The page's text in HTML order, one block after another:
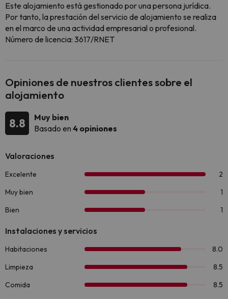
Este alojamiento está gestionado por una persona jurídica.
Por tanto, la prestación del servicio de alojamiento se realiza
en el marco de una actividad empresarial o profesional.
Número de licencia: 3617/RNET
Opiniones de nuestros clientes sobre el
alojamiento
8.8
Muy bien
Basado en 4 opiniones